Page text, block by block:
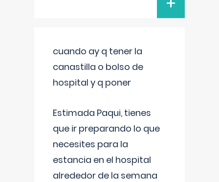
cuando ay q tener la
canastilla o bolso de
hospital y q poner
Estimada Paqui, tienes
que ir preparando lo que
necesites para la
estancia en el hospital
alrededor de la semana